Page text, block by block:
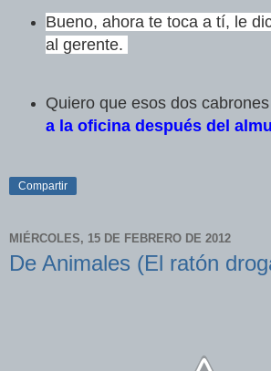
Bueno, ahora te toca a tí, le
al gerente.
Quiero que esos dos cabrones
a la oficina después del
Compartir
MIÉRCOLES, 15 DE FEBRERO DE 2012
De Animales (El ratón